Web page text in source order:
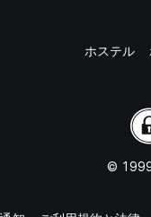
ホステル
©